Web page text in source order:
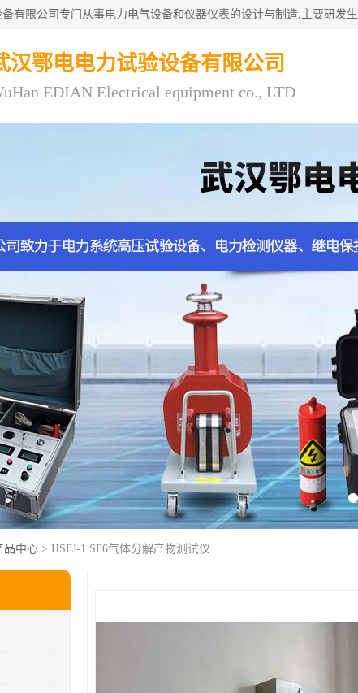
汉鄂电电力试验设备有限公司
EDIAN Electrical equipment co., LTD
品中心 > HSFJ-1 SF6气体分解产物测试仪